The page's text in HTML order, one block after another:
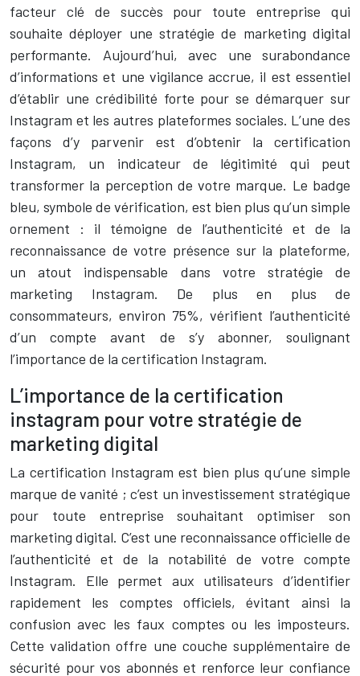
facteur clé de succès pour toute entreprise qui
souhaite déployer une stratégie de marketing digital
performante. Aujourd’hui, avec une surabondance
d’informations et une vigilance accrue, il est essentiel
d’établir une crédibilité forte pour se démarquer sur
Instagram et les autres plateformes sociales. L’une des
façons d’y parvenir est d’obtenir la certification
Instagram, un indicateur de légitimité qui peut
transformer la perception de votre marque. Le badge
bleu, symbole de vérification, est bien plus qu’un simple
ornement : il témoigne de l’authenticité et de la
reconnaissance de votre présence sur la plateforme,
un atout indispensable dans votre stratégie de
marketing Instagram. De plus en plus de
consommateurs, environ 75%, vérifient l’authenticité
d’un compte avant de s’y abonner, soulignant
l’importance de la certification Instagram.
L’importance de la certification
instagram pour votre stratégie de
marketing digital
La certification Instagram est bien plus qu’une simple
marque de vanité ; c’est un investissement stratégique
pour toute entreprise souhaitant optimiser son
marketing digital. C’est une reconnaissance officielle de
l’authenticité et de la notabilité de votre compte
Instagram. Elle permet aux utilisateurs d’identifier
rapidement les comptes officiels, évitant ainsi la
confusion avec les faux comptes ou les imposteurs.
Cette validation offre une couche supplémentaire de
sécurité pour vos abonnés et renforce leur confiance